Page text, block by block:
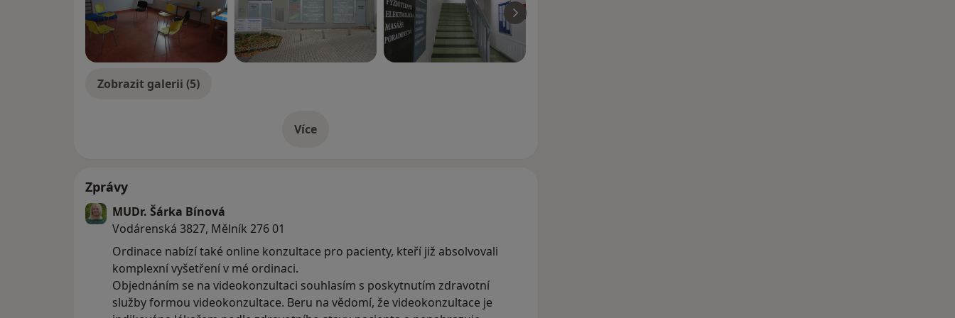
Zobrazit galerii (5)
Víceo zkušenostech
Zprávy
MUDr. Šárka Bínová
Vodárenská 3827, Mělník 276 01
Ordinace nabízí také online konzultace pro pacienty, kteří již absolvovali
komplexní vyšetření v mé ordinaci.
Objednáním se na videokonzultaci souhlasím s poskytnutím zdravotní
služby formou videokonzultace. Beru na vědomí, že videokonzultace je